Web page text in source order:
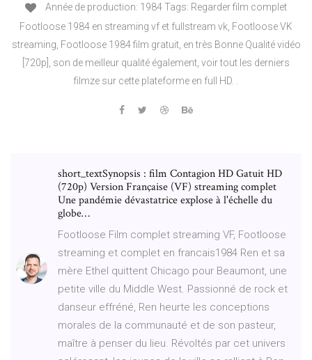
Année de production: 1984 Tags: Regarder film complet
Footloose 1984 en streaming vf et fullstream vk, Footloose VK
streaming, Footloose 1984 film gratuit, en très Bonne Qualité vidéo
[720p], son de meilleur qualité également, voir tout les derniers
filmze sur cette plateforme en full HD. .
short_textSynopsis : film Contagion HD Gatuit HD
(720p) Version Française (VF) streaming complet
Une pandémie dévastatrice explose à l'échelle du
globe…
Footloose Film complet streaming VF, Footloose
streaming et complet en francais1984 Ren et sa
mère Ethel quittent Chicago pour Beaumont, une
petite ville du Middle West. Passionné de rock et
danseur effréné, Ren heurte les conceptions
morales de la communauté et de son pasteur,
maître à penser du lieu. Révoltés par cet univers